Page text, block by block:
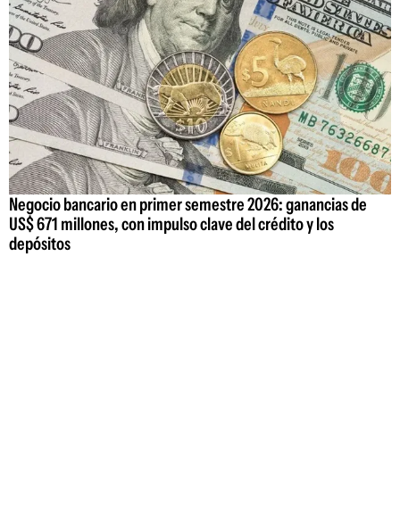
Negocio bancario en primer semestre 2026: ganancias de
US$ 671 millones, con impulso clave del crédito y los
depósitos